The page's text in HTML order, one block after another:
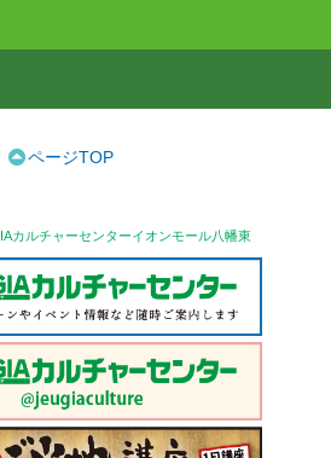
ページTOP
カルチャーセンターイオンモール八幡東